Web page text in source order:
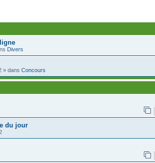
Divers
» dans Concours
du jour